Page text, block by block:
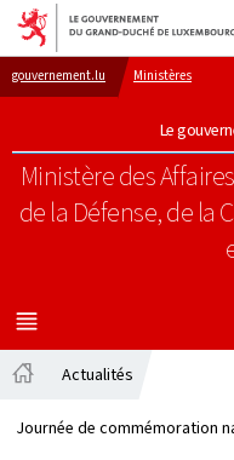
Aller au
gouvernement.lu Ministères
Le
Ministère des
de la Défense, de la
MENU
PRINCIPAL
Actualités
Journée de commémoration